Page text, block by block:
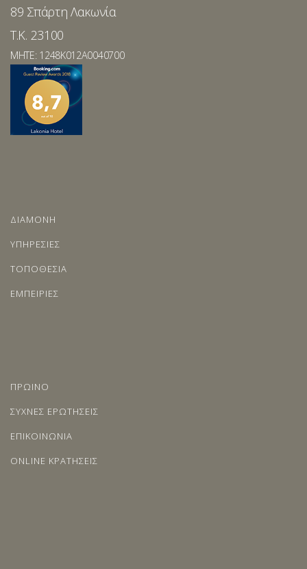
89 Σπάρτη Λακωνία
T.K. 23100
MHTE: 1248K012A0040700
ΔΙΑΜΟΝΗ
ΥΠΗΡΕΣΙΕΣ
ΤΟΠΟΘΕΣΙΑ
ΕΜΠΕΙΡΙΕΣ
ΠΡΩΙΝΟ
ΣΥΧΝΕΣ ΕΡΩΤΗΣΕΙΣ
ΕΠΙΚΟΙΝΩΝΙΑ
ONLINE ΚΡΑΤΗΣΕΙΣ